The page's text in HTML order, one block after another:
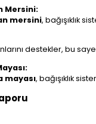
Mersini:
mersini, bağışıklık
destekler, bu
mayası, bağışıklık